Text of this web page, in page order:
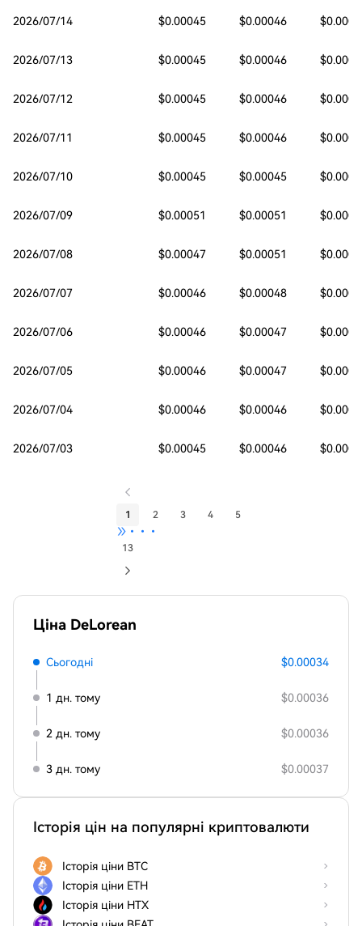
2026/07/14 $0.00045 $0.00046
2026/07/13 $0.00045 $0.00046
2026/07/12 $0.00045 $0.00046
2026/07/11 $0.00045 $0.00046
2026/07/10 $0.00045 $0.00045
2026/07/09 $0.00051 $0.00051
2026/07/08 $0.00047 $0.00051
2026/07/07 $0.00046 $0.00048
2026/07/06 $0.00046 $0.00047
2026/07/05 $0.00046 $0.00047
2026/07/04 $0.00046 $0.00046
2026/07/03 $0.00045 $0.00046
1 2 3 4 5
•••
13
Ціна DeLorean
Сьогодні $0.00034
1 дн. тому $0.00036
2 дн. тому $0.00036
3 дн. тому $0.00037
Історія цін на популярні криптовалюти
Історія ціни BTC
Історія ціни ETH
Історія ціни HTX